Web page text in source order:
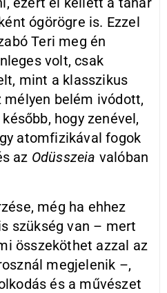
ógörögre is. Ezzel
Teri meg én
volt, csak
mint a klasszikus
belém ivódott,
hogy zenével,
atomfizikával fogok
az Odüsszeia valóban
még ha ehhez
szükség van – mert
összeköthet azzal az
megjelenik –,
és a művészet